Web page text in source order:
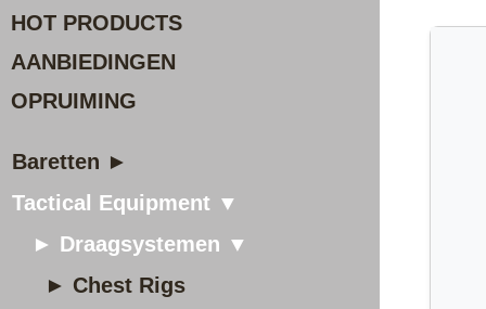
HOT PRODUCTS
AANBIEDINGEN
OPRUIMING
Baretten ►
Tactical Equipment ▼
► Draagsystemen ▼
► Chest Rigs